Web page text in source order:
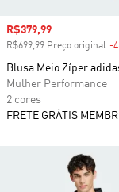
Preço com desconto
R$379,99
R$699,99 Preço original -
Blusa Meio Zíper
Mulher Performance
2 cores
FRETE GRÁTIS